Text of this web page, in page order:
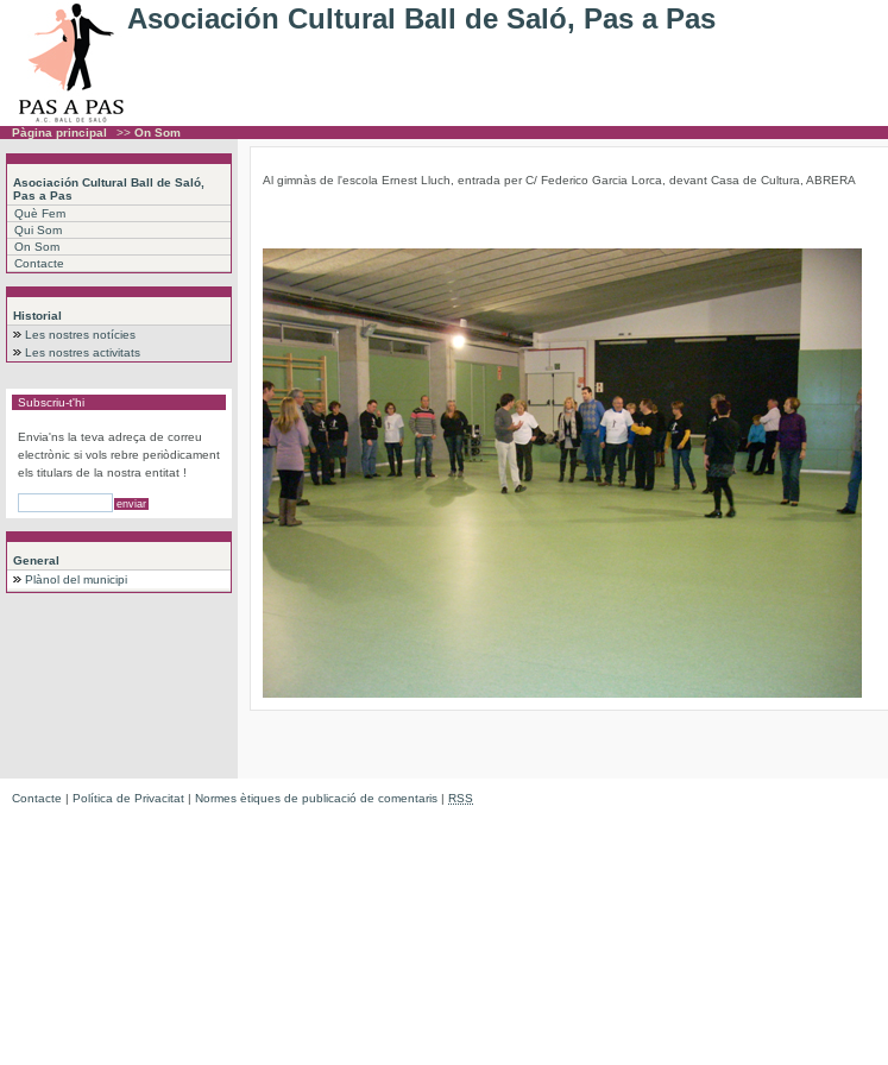
Asociación Cultural Ball de Saló, Pas a Pas
Pàgina principal >> On Som
Asociación Cultural Ball de Saló,
Pas a Pas
Què Fem
Qui Som
On Som
Contacte
Historial
Les nostres notícies
Les nostres activitats
Subscriu-t'hi
Envia'ns la teva adreça de correu
electrònic si vols rebre periòdicament
els titulars de la nostra entitat !
General
Plànol del municipi
Al gimnàs de l'escola Ernest Lluch, entrada per C/ Federico Garcia Lorca, devant Casa de Cultura, ABRERA
Contacte | Política de Privacitat | Normes ètiques de publicació de comentaris | RSS